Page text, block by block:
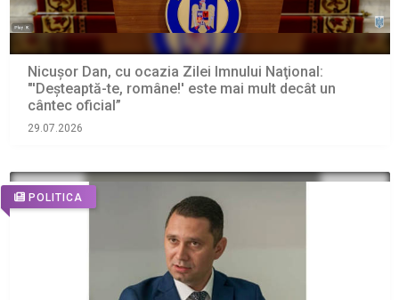
Nicușor Dan, cu ocazia Zilei Imnului Naţional:
"'Deşteaptă-te, române!' este mai mult decât un
cântec oficial”
29.07.2026
POLITICA